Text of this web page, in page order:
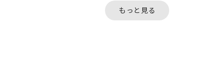
です。基本形と全面棚板
ルです。基本形と全
板付...
もっと見る